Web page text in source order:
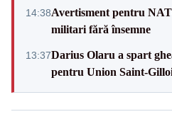
14:38Avertisment pentru
militari fără însemne
13:37Darius Olaru a spart
pentru Union Saint-